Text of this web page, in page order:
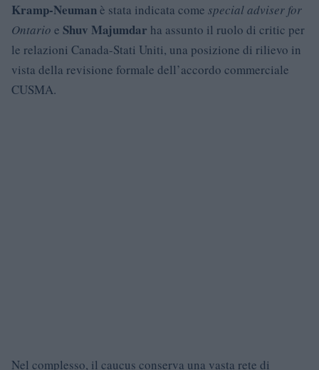
Kramp-Neumanè stata indicata come special adviser for
Ontario e Shuv Majumdar ha assunto il ruolo di critic per
le relazioni Canada-Stati Uniti, una posizione di rilievo in
vista della revisione formale dell’accordo commerciale
CUSMA.
Nel complesso, il caucus conserva una vasta rete di